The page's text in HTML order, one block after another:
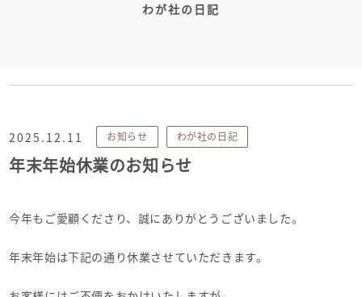
わが社の日記
2025.12.11 お知らせ わが社の日記
年末年始休業のお知らせ
今年もご愛顧くださり、誠にありがとうございました。
年末年始は下記の通り休業させていただきます。